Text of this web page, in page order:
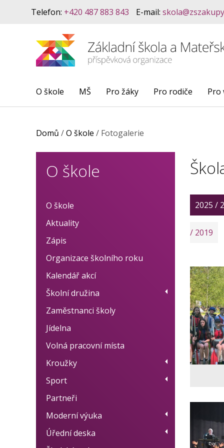
Telefon: +420 487 883 843 E-mail:
O škole MŠ Pro žáky Pro rodiče Pro
Domů /O škole / Fotogalerie
O škole
O škole
Aktuality
Zápis
Organizace školního roku
Kalendář akcí
Školní družina
Provoz
Fotogalerie
Dokumenty
BELLhop systém
Zaměstnanci školy
Jídelna
Volná pracovní místa
Kroužky
Přehled kroužků
Sport
Plán akcí
Výsledky
Partneři
Moderní výuka
Moderní metody učení
Úřední deska
2025 /
/ 2019